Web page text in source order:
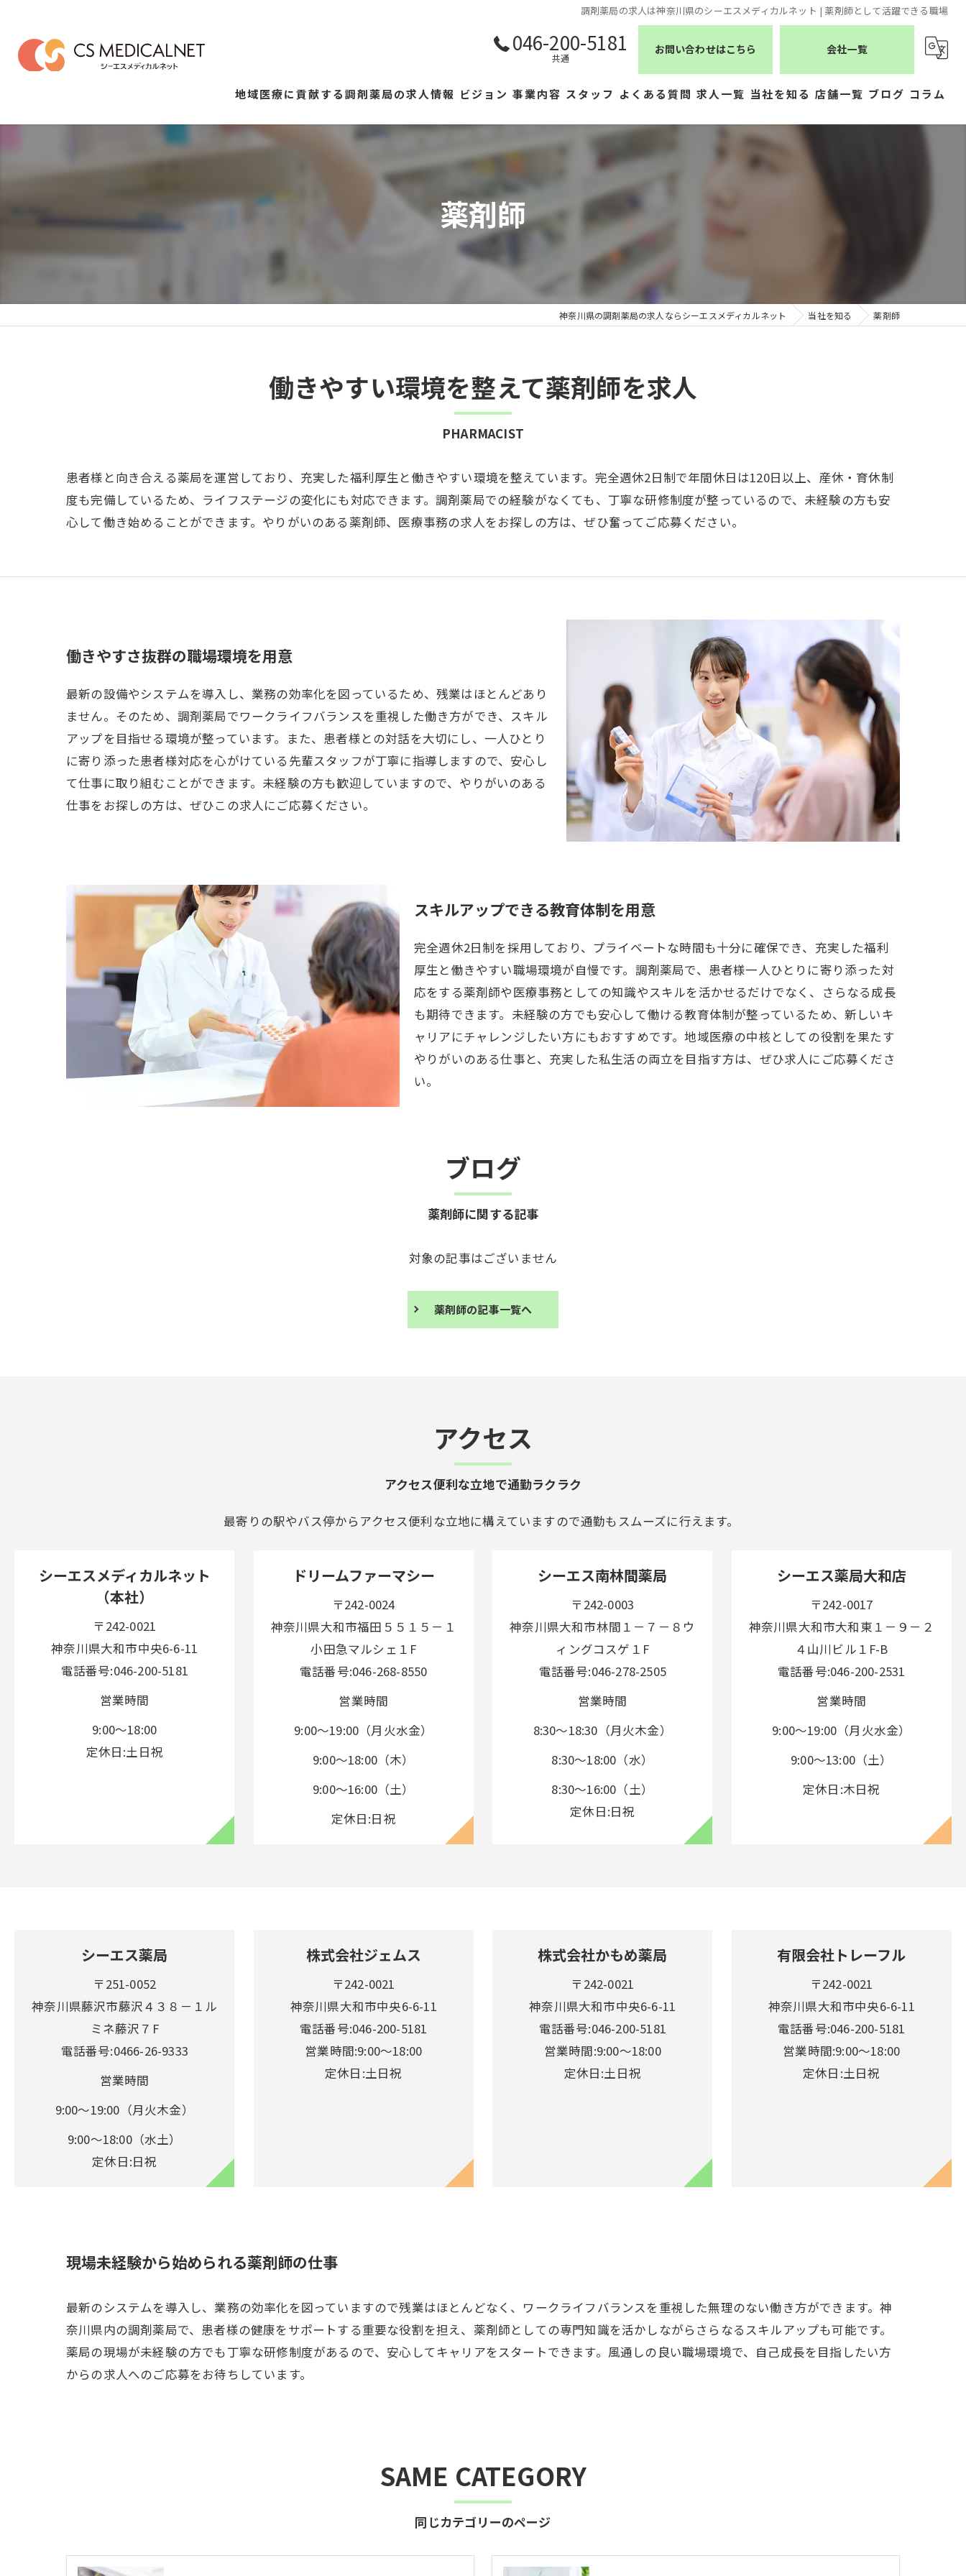
調剤薬局の求人は神奈川県のシーエスメディカルネット | 薬剤師として活躍できる職場
046-200-5181
共通
お問い合わせはこちら 会社一覧
地域医療に貢献する調剤薬局の求人情報 ビジョン 事業内容 スタッフ よくある質問 求人一覧 当社を知る
薬剤師
医療事務
店舗一覧 ブログ コラム
薬剤師
神奈川県の調剤薬局の求人ならシーエスメディカルネット 当社を知る 薬剤師
働きやすい環境を整えて薬剤師を求人
PHARMACIST
患者様と向き合える薬局を運営しており、充実した福利厚生と働きやすい環境を整えています。完全週休2日制で年間休日は120日以上、産休・育休制
度も完備しているため、ライフステージの変化にも対応できます。調剤薬局での経験がなくても、丁寧な研修制度が整っているので、未経験の方も安
心して働き始めることができます。やりがいのある薬剤師、医療事務の求人をお探しの方は、ぜひ奮ってご応募ください。
働きやすさ抜群の職場環境を用意
最新の設備やシステムを導入し、業務の効率化を図っているため、残業はほとんどあり
ません。そのため、調剤薬局でワークライフバランスを重視した働き方ができ、スキル
アップを目指せる環境が整っています。また、患者様との対話を大切にし、一人ひとり
に寄り添った患者様対応を心がけている先輩スタッフが丁寧に指導しますので、安心し
て仕事に取り組むことができます。未経験の方も歓迎していますので、やりがいのある
仕事をお探しの方は、ぜひこの求人にご応募ください。
スキルアップできる教育体制を用意
完全週休2日制を採用しており、プライベートな時間も十分に確保でき、充実した福利
厚生と働きやすい職場環境が自慢です。調剤薬局で、患者様一人ひとりに寄り添った対
応をする薬剤師や医療事務としての知識やスキルを活かせるだけでなく、さらなる成長
も期待できます。未経験の方でも安心して働ける教育体制が整っているため、新しいキ
ャリアにチャレンジしたい方にもおすすめです。地域医療の中核としての役割を果たす
やりがいのある仕事と、充実した私生活の両立を目指す方は、ぜひ求人にご応募くださ
い。
ブログ
薬剤師に関する記事
対象の記事はございません
薬剤師の記事一覧へ
アクセス便利な立地で通勤ラクラク
アクセス
最寄りの駅やバス停からアクセス便利な立地に構えていますので通勤もスムーズに行えます。
シーエスメディカルネット
（本社）
〒242-0021
神奈川県大和市中央6-6-11
電話番号:046-200-5181
営業時間
9:00～18:00
定休日:土日祝
ドリームファーマシー
〒242-0024
神奈川県大和市福田５５１５－１
小田急マルシェ１F
電話番号:046-268-8550
営業時間
9:00～19:00（月火水金）
9:00～18:00（木）
9:00～16:00（土）
定休日:日祝
シーエス南林間薬局
〒242-0003
神奈川県大和市林間１－７－８ウ
ィングコスゲ１F
電話番号:046-278-2505
営業時間
8:30～18:30（月火木金）
8:30～18:00（水）
8:30～16:00（土）
定休日:日祝
シーエス薬局大和店
〒242-0017
神奈川県大和市大和東１－９－２
４山川ビル１F-B
電話番号:046-200-2531
営業時間
9:00～19:00（月火水金）
9:00～13:00（土）
定休日:木日祝
シーエス薬局
〒251-0052
神奈川県藤沢市藤沢４３８－１ル
ミネ藤沢７F
電話番号:0466-26-9333
営業時間
9:00～19:00（月火木金）
9:00～18:00（水土）
定休日:日祝
株式会社ジェムス
〒242-0021
神奈川県大和市中央6-6-11
電話番号:046-200-5181
営業時間:9:00～18:00
定休日:土日祝
株式会社かもめ薬局
〒242-0021
神奈川県大和市中央6-6-11
電話番号:046-200-5181
営業時間:9:00～18:00
定休日:土日祝
有限会社トレーフル
〒242-0021
神奈川県大和市中央6-6-11
電話番号:046-200-5181
営業時間:9:00～18:00
定休日:土日祝
現場未経験から始められる薬剤師の仕事
最新のシステムを導入し、業務の効率化を図っていますので残業はほとんどなく、ワークライフバランスを重視した無理のない働き方ができます。神
奈川県内の調剤薬局で、患者様の健康をサポートする重要な役割を担え、薬剤師としての専門知識を活かしながらさらなるスキルアップも可能です。
薬局の現場が未経験の方でも丁寧な研修制度があるので、安心してキャリアをスタートできます。風通しの良い職場環境で、自己成長を目指したい方
からの求人へのご応募をお待ちしています。
同じカテゴリーのページ
SAME CATEGORY